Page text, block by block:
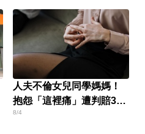
人夫不倫女兒同學媽媽！
抱怨「這裡痛」遭判賠30
萬
8/4